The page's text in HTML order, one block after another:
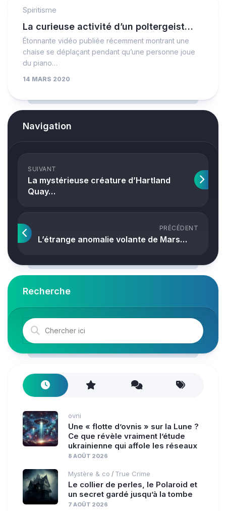
Spiritisme
La curieuse activité d’un poltergeist…
Étonnante vidéo publiée récemment montrant une
chaise se déplaçant pendant qu’une personne joue
du piano…
14 MARS 2020
Navigation
SUIVANT
La mystérieuse créature d’Hartland
Quay…
PRÉCÉDENT
L’étrange anomalie volante de Mars…
Recherche
ovni
Une « flotte d’ovnis » sur la Lune ?
Ce que révèle vraiment l’étude
ukrainienne qui affole les réseaux
8 AOÛT 2026
Mystère & co / True Crime
Le collier de perles, le Polaroid et
un secret gardé jusqu’à la tombe
7 AOÛT 2026